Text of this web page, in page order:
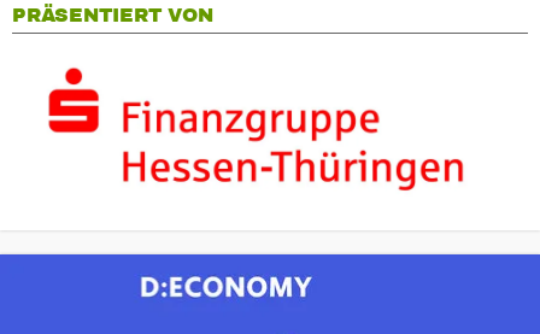
PRÄSENTIERT VON